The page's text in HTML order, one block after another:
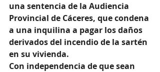
una sentencia de la Audiencia
Provincial de Cáceres, que condena
a una inquilina a pagar los daños
derivados del incendio de la sartén
en su vivienda.
Con independencia de que sean